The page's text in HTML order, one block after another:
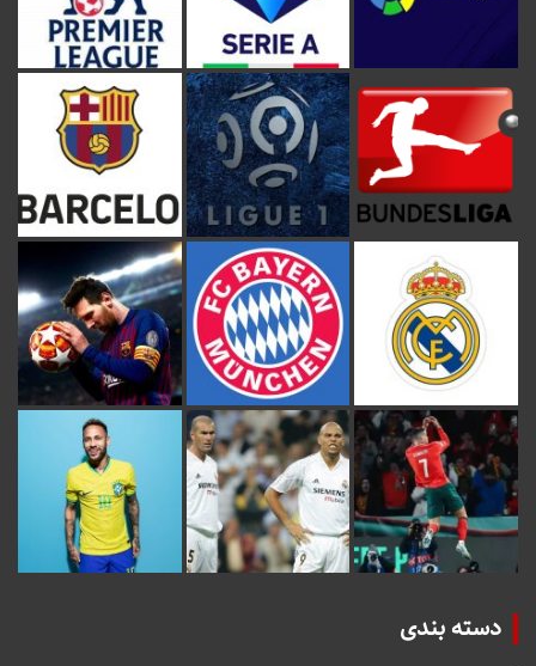
دسته بندی